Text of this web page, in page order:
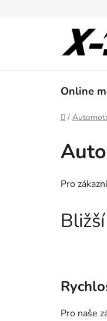
Online
Domů
/
Pro
Pro naše